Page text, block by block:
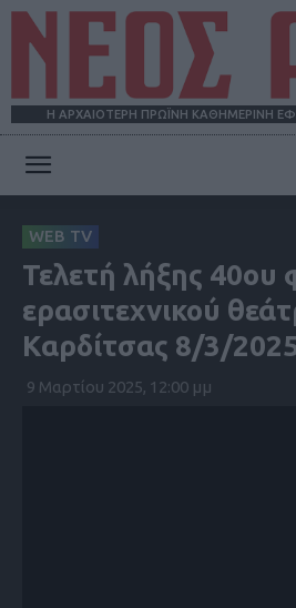
Η ΑΡΧΑΙΟΤΕΡΗ ΠΡΩΪΝΗ ΚΑΘΗΜΕΡΙΝΗ
ΑΓΩΝ
WEB TV
Τελετή λήξης 40ου
ερασιτεχνικού
Καρδίτσας 8/3/
9 Μαρτίου 2025, 12:00 μμ